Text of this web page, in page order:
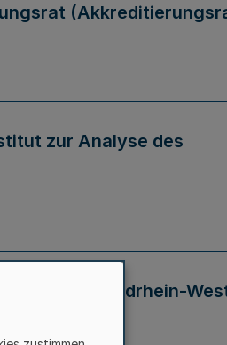
zur Analyse des
Landes Nordrhein-